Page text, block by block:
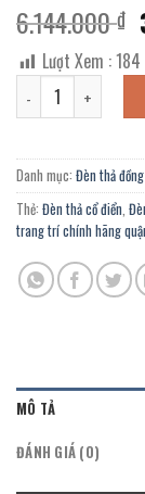
6.144.000₫
Lượt Xem :184
Đèn thả đồng
Danh mục: Đèn thả
Thẻ: Đèn thả cổ điển,
trang trí chính hãng
MÔ TẢ
ĐÁNH GIÁ (0)